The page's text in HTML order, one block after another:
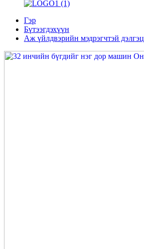
Гэр
Бүтээгдэхүүн
Аж үйлдвэрийн мэдрэгчтэй дэлгэц